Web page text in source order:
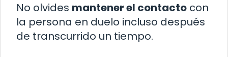
No olvides mantener el contacto con
la persona en duelo incluso después
de transcurrido un tiempo.